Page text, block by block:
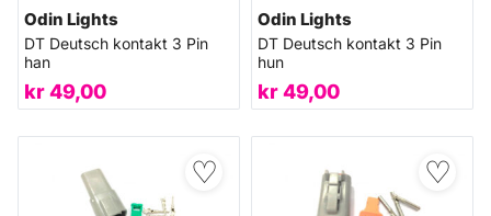
Odin Lights
DT Deutsch kontakt 3 Pin
han
kr49,00
Odin Lights
DT Deutsch kontakt 3 Pin
hun
kr49,00
♡ ♡